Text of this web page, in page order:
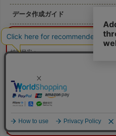
概算合計 ¥0
納期目安：—
印刷位置：選択してください
印刷色：—
印刷代：¥0
データ作成ガイド
名入れ注文の流れ
名入れのよくある質問
版代無料キャンペーン
お得なセール商品